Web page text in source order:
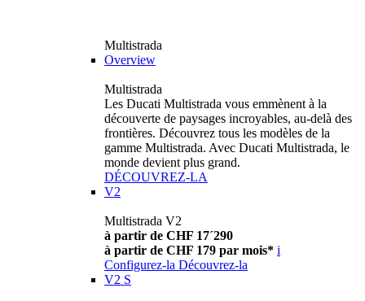
Multistrada
Overview
Multistrada
Les Ducati Multistrada vous emmènent à la
découverte de paysages incroyables, au-delà des
frontières. Découvrez tous les modèles de la
gamme Multistrada. Avec Ducati Multistrada, le
monde devient plus grand.
DÉCOUVREZ-LA
V2
Multistrada V2
à partir de CHF 17´290
à partir de CHF 179 par mois* i
Configurez-la Découvrez-la
V2 S